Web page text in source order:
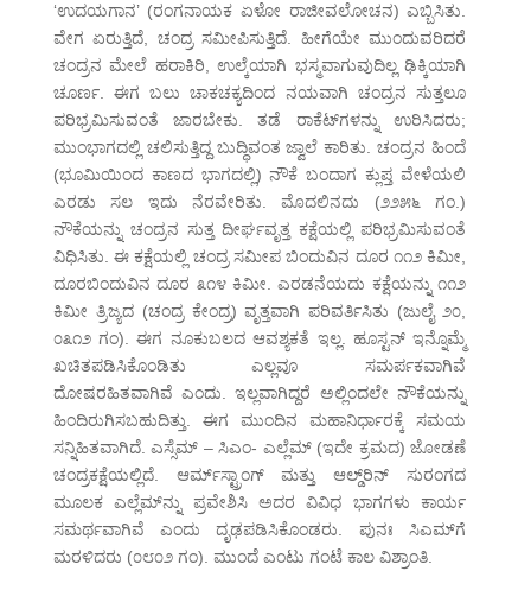
‘ಉದಯಗಾನ’ (ರಂಗನಾಯಕ ಏಳೋ ರಾಜೀವಲೋಚನ) ಎಬ್ಬಿಸಿತು.
ವೇಗ ಏರುತ್ತಿದೆ, ಚಂದ್ರ ಸಮೀಪಿಸುತ್ತಿದೆ. ಹೀಗೆಯೇ ಮುಂದುವರಿದರೆ
ಚಂದ್ರನ ಮೇಲೆ ಹರಾಕಿರಿ, ಉಲ್ಕೆಯಾಗಿ ಭಸ್ಮವಾಗುವುದಿಲ್ಲ ಢಿಕ್ಕಿಯಾಗಿ
ಚೂರ್ಣ. ಈಗ ಬಲು ಚಾಕಚಕ್ಯದಿಂದ ನಯವಾಗಿ ಚಂದ್ರನ ಸುತ್ತಲೂ
ಪರಿಭ್ರಮಿಸುವಂತೆ ಜಾರಬೇಕು. ತಡೆ ರಾಕೆಟ್‌ಗಳನ್ನು ಉರಿಸಿದರು;
ಮುಂಭಾಗದಲ್ಲಿ ಚಲಿಸುತ್ತಿದ್ದ ಬುದ್ಧಿವಂತ ಜ್ವಾಲೆ ಕಾರಿತು. ಚಂದ್ರನ ಹಿಂದೆ
(ಭೂಮಿಯಿಂದ ಕಾಣದ ಭಾಗದಲ್ಲಿ) ನೌಕೆ ಬಂದಾಗ ಕ್ಲುಪ್ತ ವೇಳೆಯಲಿ
ಎರಡು ಸಲ ಇದು ನೆರವೇರಿತು. ಮೊದಲಿನದು (೨೨೫೬ ಗಂ.)
ನೌಕೆಯನ್ನು ಚಂದ್ರನ ಸುತ್ತ ದೀರ್ಘವೃತ್ತ ಕಕ್ಷೆಯಲ್ಲಿ ಪರಿಭ್ರಮಿಸುವಂತೆ
ವಿಧಿಸಿತು. ಈ ಕಕ್ಷೆಯಲ್ಲಿ ಚಂದ್ರ ಸಮೀಪ ಬಿಂದುವಿನ ದೂರ ೧೧೨ ಕಿಮೀ,
ದೂರಬಿಂದುವಿನ ದೂರ ೩೧೪ ಕಿಮೀ. ಎರಡನೆಯದು ಕಕ್ಷೆಯನ್ನು ೧೧೨
ಕಿಮೀ ತ್ರಿಜ್ಯದ (ಚಂದ್ರ ಕೇಂದ್ರ) ವೃತ್ತವಾಗಿ ಪರಿವರ್ತಿಸಿತು (ಜುಲೈ ೨೦,
೦೩೧೨ ಗಂ). ಈಗ ನೂಕುಬಲದ ಆವಶ್ಯಕತೆ ಇಲ್ಲ. ಹೂಸ್ಟನ್ ಇನ್ನೊಮ್ಮೆ
ಖಚಿತಪಡಿಸಿಕೊಂಡಿತು ಎಲ್ಲವೂ ಸಮರ್ಪಕವಾಗಿವೆ
ದೋಷರಹಿತವಾಗಿವೆ ಎಂದು. ಇಲ್ಲವಾಗಿದ್ದರೆ ಅಲ್ಲಿಂದಲೇ ನೌಕೆಯನ್ನು
ಹಿಂದಿರುಗಿಸಬಹುದಿತ್ತು. ಈಗ ಮುಂದಿನ ಮಹಾನಿರ್ಧಾರಕ್ಕೆ ಸಮಯ
ಸನ್ನಿಹಿತವಾಗಿದೆ. ಎಸ್ಸೆಮ್ – ಸಿಎಂ- ಎಲ್ಲೆಮ್ (ಇದೇ ಕ್ರಮದ) ಜೋಡಣೆ
ಚಂದ್ರಕಕ್ಷೆಯಲ್ಲಿದೆ. ಆರ್ಮ್‌ಸ್ಟ್ರಾಂಗ್ ಮತ್ತು ಆಲ್ಡ್‌ರಿನ್ ಸುರಂಗದ
ಮೂಲಕ ಎಲ್ಲೆಮ್‌ನ್ನು ಪ್ರವೇಶಿಸಿ ಅದರ ವಿವಿಧ ಭಾಗಗಳು ಕಾರ್ಯ
ಸಮರ್ಥವಾಗಿವೆ ಎಂದು ದೃಢಪಡಿಸಿಕೊಂಡರು. ಪುನಃ ಸಿಎಮ್‌ಗೆ
ಮರಳಿದರು (೦೮೦೨ ಗಂ). ಮುಂದೆ ಎಂಟು ಗಂಟೆ ಕಾಲ ವಿಶ್ರಾಂತಿ.